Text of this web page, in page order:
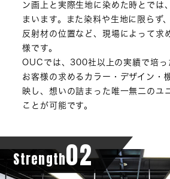
ン画上と実際生地に染めた時とでは
まいます。また染料や生地に限らず
反射材の位置など、現場によって求
様です。
OUCでは、300社以上の実績で培っ
お客様の求めるカラー・デザイン・
映し、想いの詰まった唯一無二のユ
ことが可能です。
Strength02